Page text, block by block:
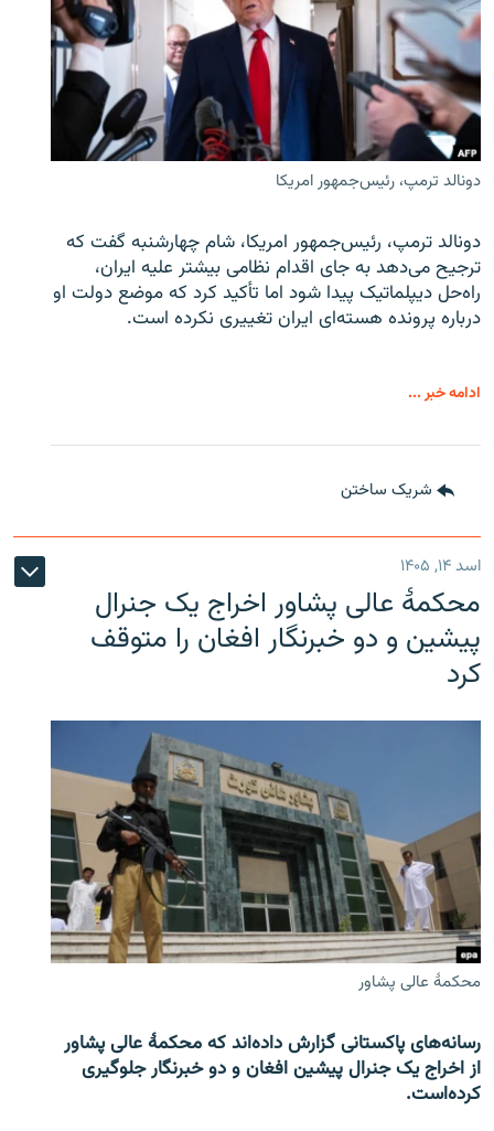
دونالد ترمپ، رئیس‌جمهور امریکا
دونالد ترمپ، رئیس‌جمهور امریکا، شام چهارشنبه گفت که
ترجیح می‌دهد به جای اقدام نظامی بیشتر علیه ایران،
راه‌حل دیپلماتیک پیدا شود اما تأکید کرد که موضع دولت او
درباره پرونده هسته‌ای ایران تغییری نکرده است.
ادامه خبر ...
شریک ساختن
اسد ۱۴, ۱۴۰۵
محکمۀ عالی پشاور اخراج یک جنرال
پیشین و دو خبرنگار افغان را متوقف
کرد
محکمۀ عالی پشاور
رسانه‌های پاکستانی گزارش داده‌اند که محکمۀ عالی پشاور
از اخراج یک جنرال پیشین افغان و دو خبرنگار جلوگیری
کرده‌است.